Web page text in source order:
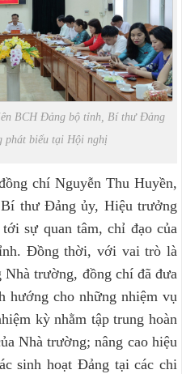
BCH Đảng bộ tỉnh, Bí thư Đảng
phát biểu tại Hội nghị
chí Nguyễn Thu Huyền,
thư Đảng ủy, Hiệu trưởng
sự quan tâm, chỉ đạo của
Đồng thời, với vai trò là
trường, đồng chí đã đưa
hướng cho những nhiệm vụ
kỳ nhằm tập trung hoàn
Nhà trường; nâng cao hiệu
sinh hoạt Đảng tại các chi